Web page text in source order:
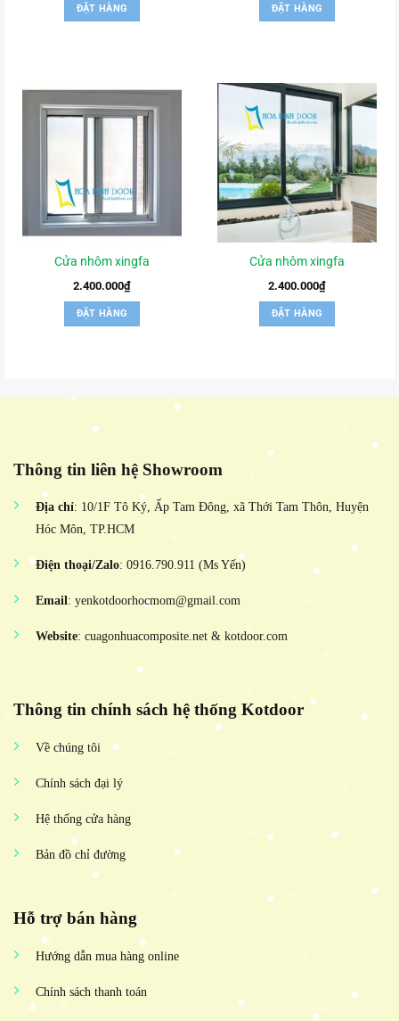
ĐẶT HÀNG ĐẶT HÀNG
Cửa nhôm xingfa
2.400.000₫
ĐẶT HÀNG
Cửa nhôm xingfa
2.400.000₫
ĐẶT HÀNG
Thông tin liên hệ Showroom
Địa chỉ: 10/1F Tô Ký, Ấp Tam Đông, xã Thới Tam Thôn, Huyện
Hóc Môn, TP.HCM
Điện thoại/Zalo: 0916.790.911 (Ms Yến)
Email: yenkotdoorhocmom@gmail.com
Website: cuagonhuacomposite.net & kotdoor.com
Thông tin chính sách hệ thống Kotdoor
Về chúng tôi
Chính sách đại lý
Hệ thống cửa hàng
Bản đồ chỉ đường
Hỗ trợ bán hàng
Hướng dẫn mua hàng online
Chính sách thanh toán